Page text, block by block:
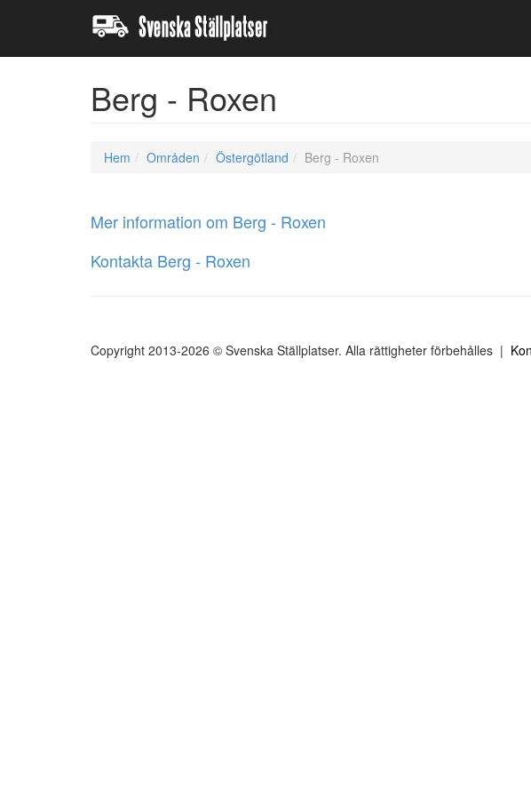
Berg - Roxen
Hem Områden Östergötland Berg - Roxen
Mer information om Berg - Roxen
Kontakta Berg - Roxen
Copyright 2013-2026 © Svenska Ställplatser. Alla rättigheter förbehålles |